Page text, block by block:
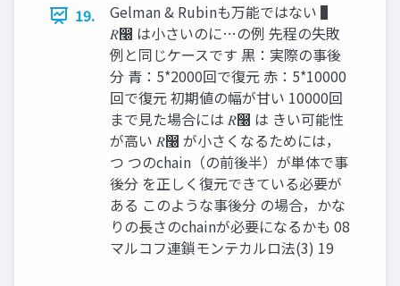
19.
Gelman & Rubinも万能ではない ▌
𝑅෠ は小さいのに…の例 先程の失敗
例と同じケースです 黒：実際の事後
分 青：5*2000回で復元 赤：5*10000
回で復元 初期値の幅が甘い 10000回
まで見た場合には 𝑅෠ は きい可能性
が高い 𝑅෠ が小さくなるためには，
つ つのchain（の前後半）が単体で事
後分 を正しく復元できている必要が
ある このような事後分 の場合，かな
りの長さのchainが必要になるかも 08
マルコフ連鎖モンテカルロ法(3) 19